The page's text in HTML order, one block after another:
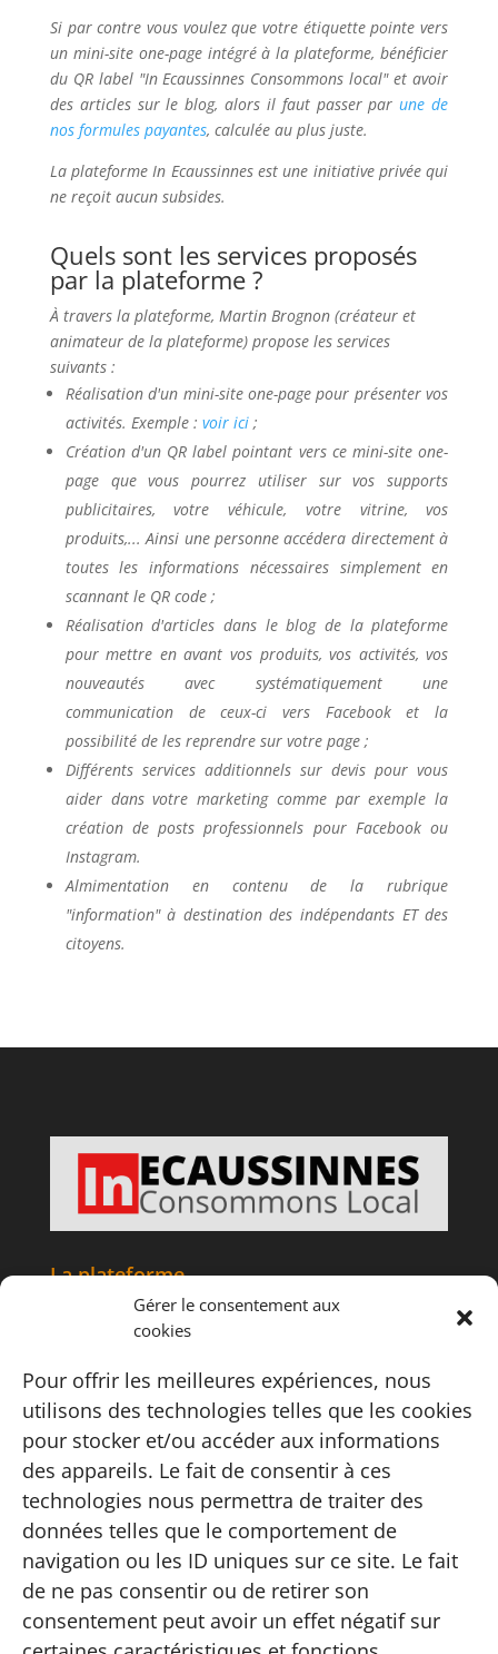
Gérer le consentement aux
cookies
Pour offrir les meilleures expériences, nous
utilisons des technologies telles que les cookies
pour stocker et/ou accéder aux informations
des appareils. Le fait de consentir à ces
technologies nous permettra de traiter des
données telles que le comportement de
navigation ou les ID uniques sur ce site. Le fait
de ne pas consentir ou de retirer son
consentement peut avoir un effet négatif sur
Si par contre vous voulez que votre étiquette pointe vers
un mini-site one-page intégré à la plateforme, bénéficier
du QR label "In Ecaussinnes Consommons local" et avoir
des articles sur le blog, alors il faut passer parune de
nos formules payantes, calculée au plus juste.
La plateforme In Ecaussinnes est une initiative privée qui
ne reçoit aucun subsides.
Quels sont les services proposés
par la plateforme ?
À travers la plateforme, Martin Brognon (créateur et
animateur de la plateforme) propose les services
suivants :
Réalisation d'un mini-site one-page pour présenter vos
activités. Exemple : voir ici;
Création d'un QR label pointant vers ce mini-site one-
page que vous pourrez utiliser sur vos supports
publicitaires, votre véhicule, votre vitrine, vos
produits,... Ainsi une personne accédera directement à
toutes les informations nécessaires simplement en
scannant le QR code ;
Réalisation d'articles dans le blog de la plateforme
pour mettre en avant vos produits, vos activités, vos
nouveautés avec systématiquement une
communication de ceux-ci vers Facebook et la
possibilité de les reprendre sur votre page ;
Différents services additionnels sur devis pour vous
aider dans votre marketing comme par exemple la
création de posts professionnels pour Facebook ou
Instagram.
Almimentation en contenu de la rubrique
"information" à destination des indépendants ET des
citoyens.
La plateforme
Tourisme
Informations
Contact
Carte
FAQ
Instagram
Conditions
Conditions générales de vente
Politique de confidentialité